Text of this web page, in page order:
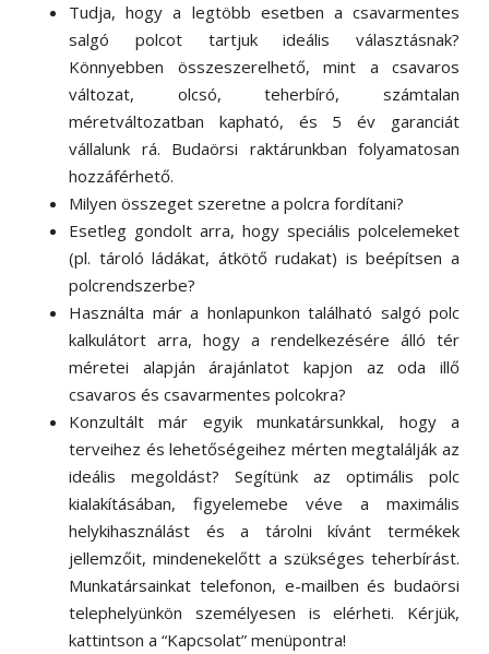
Tudja, hogy a legtöbb esetben a csavarmentes
salgó polcot tartjuk ideális választásnak?
Könnyebben összeszerelhető, mint a csavaros
változat, olcsó, teherbíró, számtalan
méretváltozatban kapható, és 5 év garanciát
vállalunk rá. Budaörsi raktárunkban folyamatosan
hozzáférhető.
Milyen összeget szeretne a polcra fordítani?
Esetleg gondolt arra, hogy speciális polcelemeket
(pl. tároló ládákat, átkötő rudakat) is beépítsen a
polcrendszerbe?
Használta már a honlapunkon található salgó polc
kalkulátort arra, hogy a rendelkezésére álló tér
méretei alapján árajánlatot kapjon az oda illő
csavaros és csavarmentes polcokra?
Konzultált már egyik munkatársunkkal, hogy a
terveihez és lehetőségeihez mérten megtalálják az
ideális megoldást? Segítünk az optimális polc
kialakításában, figyelemebe véve a maximális
helykihasználást és a tárolni kívánt termékek
jellemzőit, mindenekelőtt a szükséges teherbírást.
Munkatársainkat telefonon, e-mailben és budaörsi
telephelyünkön személyesen is elérheti. Kérjük,
kattintson a “Kapcsolat” menüpontra!